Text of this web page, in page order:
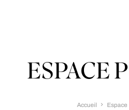
ESPACE
Accueil